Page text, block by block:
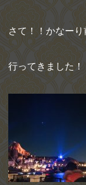
さて！！かなー
行ってきました